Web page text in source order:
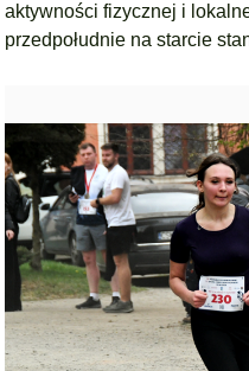
aktywności fizycznej i
przedpołudnie na starcie